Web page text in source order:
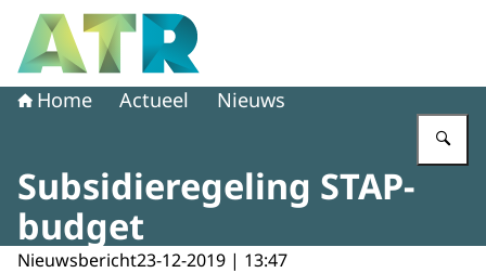
Naar de homepage van Adviescollege toetsing regeldruk
Home Actueel Nieuws
Subsidieregeling STAP-
budget
Nieuwsbericht23-12-2019 | 13:47